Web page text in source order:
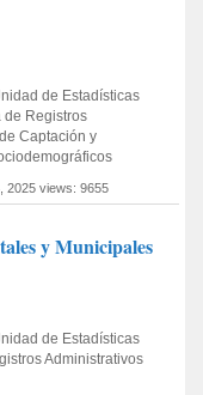
de Estadísticas
de Registros
Captación y
2025 views: 9655
y Municipales
de Estadísticas
Administrativos